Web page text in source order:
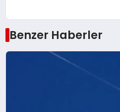
Benzer Haberler